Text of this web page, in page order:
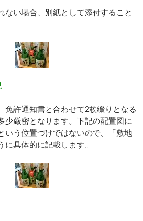
ない場合、別紙として添付すること
免許通知書と合わせて2枚綴りとなる
少厳密となります。下記の配置図に
いう位置づけではないので、「敷地
に具体的に記載します。